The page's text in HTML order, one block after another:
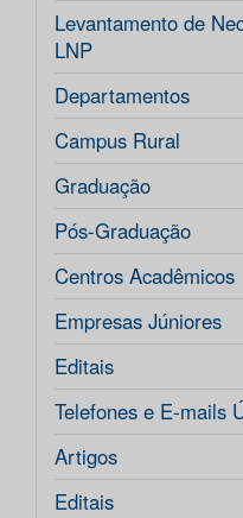
Levantamento de
LNP
Departamentos
Campus Rural
Graduação
Pós-Graduação
Centros Acadêmicos
Empresas Júniores
Editais
Telefones e E-mails
Artigos
Editais